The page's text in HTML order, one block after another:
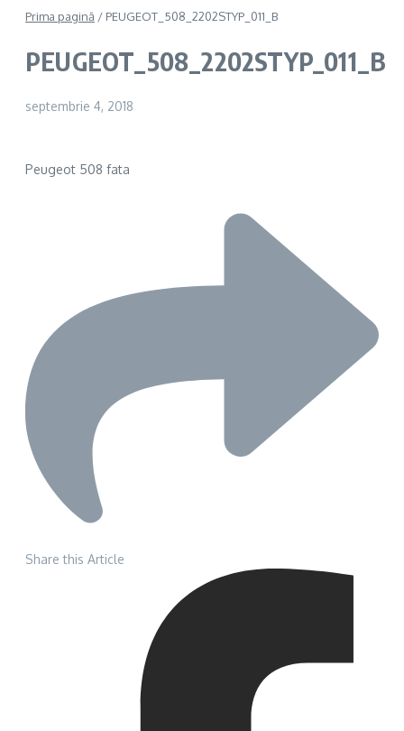
Prima pagină / PEUGEOT_508_2202STYP_011_B
PEUGEOT_508_2202STYP_011_B
septembrie 4, 2018
Peugeot 508 fata
Share this Article